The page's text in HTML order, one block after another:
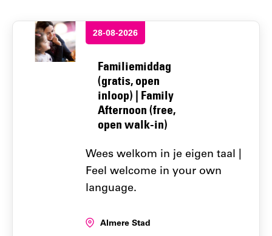
28-08-2026
Familiemiddag
(gratis, open
inloop) | Family
Afternoon (free,
open walk-in)
Wees welkom in je eigen taal |
Feel welcome in your own
language.
Locatie:
Almere Stad